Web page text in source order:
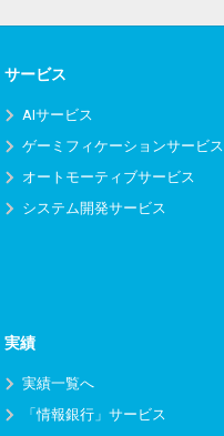
サービス
AIサービス
ゲーミフィケーションサービス
オートモーティブサービス
システム開発サービス
実績
実績一覧へ
「情報銀行」サービス